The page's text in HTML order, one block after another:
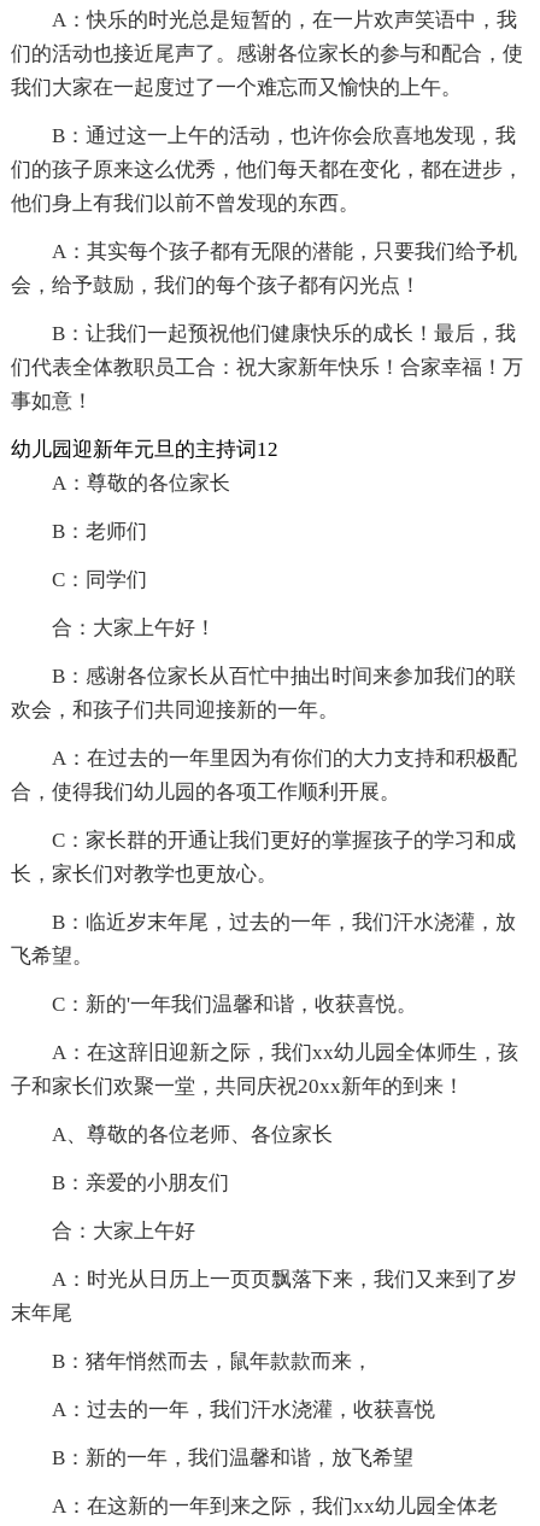
A：快乐的时光总是短暂的，在一片欢声笑语中，我
们的活动也接近尾声了。感谢各位家长的参与和配合，使
我们大家在一起度过了一个难忘而又愉快的上午。
B：通过这一上午的活动，也许你会欣喜地发现，我
们的孩子原来这么优秀，他们每天都在变化，都在进步，
他们身上有我们以前不曾发现的东西。
A：其实每个孩子都有无限的潜能，只要我们给予机
会，给予鼓励，我们的每个孩子都有闪光点！
B：让我们一起预祝他们健康快乐的成长！最后，我
们代表全体教职员工合：祝大家新年快乐！合家幸福！万
事如意！
幼儿园迎新年元旦的主持词12
A：尊敬的各位家长
B：老师们
C：同学们
合：大家上午好！
B：感谢各位家长从百忙中抽出时间来参加我们的联
欢会，和孩子们共同迎接新的一年。
A：在过去的一年里因为有你们的大力支持和积极配
合，使得我们幼儿园的各项工作顺利开展。
C：家长群的开通让我们更好的掌握孩子的学习和成
长，家长们对教学也更放心。
B：临近岁末年尾，过去的一年，我们汗水浇灌，放
飞希望。
C：新的'一年我们温馨和谐，收获喜悦。
A：在这辞旧迎新之际，我们xx幼儿园全体师生，孩
子和家长们欢聚一堂，共同庆祝20xx新年的到来！
A、尊敬的各位老师、各位家长
B：亲爱的小朋友们
合：大家上午好
A：时光从日历上一页页飘落下来，我们又来到了岁
末年尾
B：猪年悄然而去，鼠年款款而来，
A：过去的一年，我们汗水浇灌，收获喜悦
B：新的一年，我们温馨和谐，放飞希望
A：在这新的一年到来之际，我们xx幼儿园全体老